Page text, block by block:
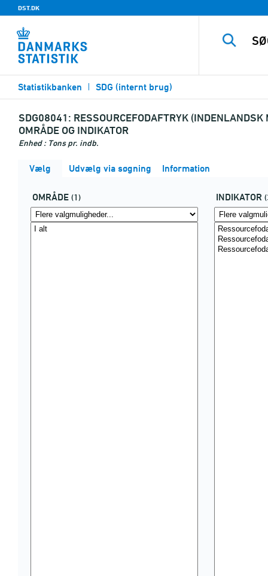
DST.DK
Statistikbanken SDG (internt brug)
SDG08041: RESSOURCEFODAFTRYK
OMRÅDE OG INDIKATOR
Enhed : Tons pr. indb.
Vælg Udvælg via søgning Information
OMRÅDE (1) INDIKATOR